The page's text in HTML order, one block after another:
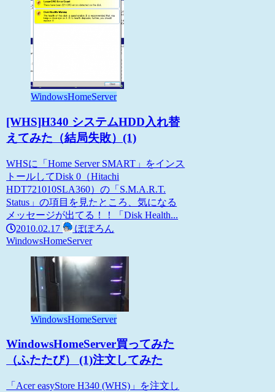
WindowsHomeServer
[WHS]H340 システムHDD入れ替
えてみた（結局失敗）(1)
WHSに「Home Server SMART」をインス
トールしてDisk 0（Hitachi
HDT721010SLA360）の「S.M.A.R.T.
Status」の項目を見たところ、気になる
メッセージが出てる！！「Disk Health...
2010.02.17
ぽぽろん
WindowsHomeServer
WindowsHomeServer
WindowsHomeServer買ってみた
（ふたたび） (1)注文してみた
「Acer easyStore H340 (WHS)」を注文し